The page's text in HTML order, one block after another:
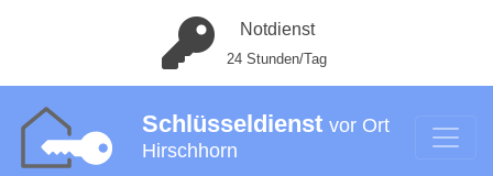
Notdienst
24 Stunden/Tag
Schlüsseldienst vor Ort
Hirschhorn